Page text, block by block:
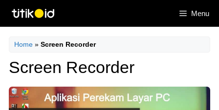
content
Menu
Home » Screen Recorder
Screen Recorder